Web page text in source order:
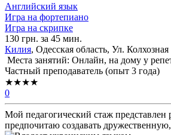
Английский язык
Игра на фортепиано
Игра на скрипке
130 грн. за 45 мин.
Килия, Одесская область, Ул. Колхозная
Места занятий: Онлайн, на дому у
Частный преподаватель (опыт 3 года)
★★★★
0
Мой педагогический стаж
предпочитаю создавать